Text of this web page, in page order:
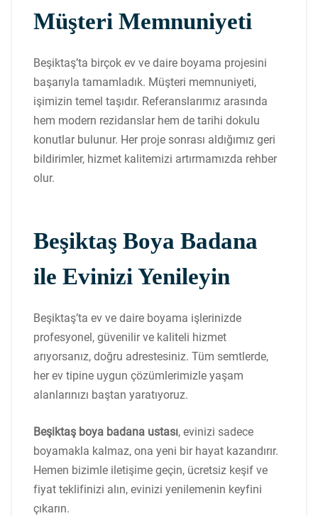
Müşteri Memnuniyeti
Beşiktaş’ta birçok ev ve daire boyama projesini
başarıyla tamamladık. Müşteri memnuniyeti,
işimizin temel taşıdır. Referanslarımız arasında
hem modern rezidanslar hem de tarihi dokulu
konutlar bulunur. Her proje sonrası aldığımız geri
bildirimler, hizmet kalitemizi artırmamızda rehber
olur.
Beşiktaş Boya Badana
ile Evinizi Yenileyin
Beşiktaş’ta ev ve daire boyama işlerinizde
profesyonel, güvenilir ve kaliteli hizmet
arıyorsanız, doğru adrestesiniz. Tüm semtlerde,
her ev tipine uygun çözümlerimizle yaşam
alanlarınızı baştan yaratıyoruz.
Beşiktaş boya badana ustası, evinizi sadece
boyamakla kalmaz, ona yeni bir hayat kazandırır.
Hemen bizimle iletişime geçin, ücretsiz keşif ve
fiyat teklifinizi alın, evinizi yenilemenin keyfini
çıkarın.